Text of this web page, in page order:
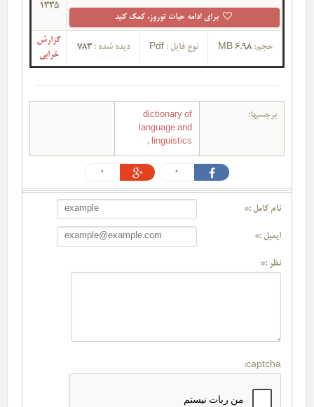
برای ادامه حیات توروز، کمک کنید
1335
حجم: 6.98 MB نوع فایل : Pdf دیده شده :783
گزارش
خرابی
برچسبها:
dictionary of
language and
linguistics
,
0
0
نام کامل :*
ایمیل :*
نظر :*
captcha: